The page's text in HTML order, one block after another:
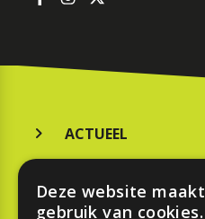
ACTUEEL
KOOPGIDS
Deze website maakt
gebruik van cookies.